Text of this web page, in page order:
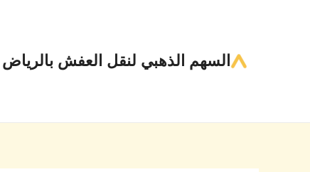
السهم الذهبي لنقل العفش بالرياض